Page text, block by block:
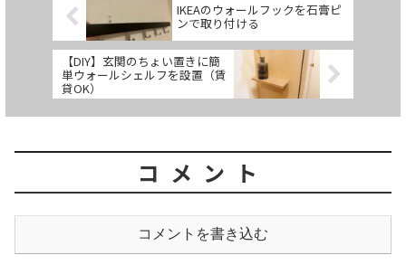
IKEAのウォールフックを石膏ピ
ンで取り付ける
【DIY】玄関のちょい置きに簡
単ウォールシェルフを設置（賃
貸OK）
コメント
コメントを書き込む